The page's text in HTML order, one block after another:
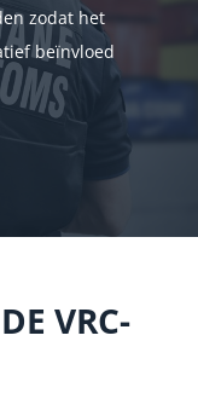
zodat het
beïnvloed
VRC-